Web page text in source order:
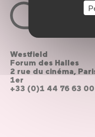
Westfield
Forum des Halles
2 rue du cinéma,
1er
+33 (0)1 44 76 63 00